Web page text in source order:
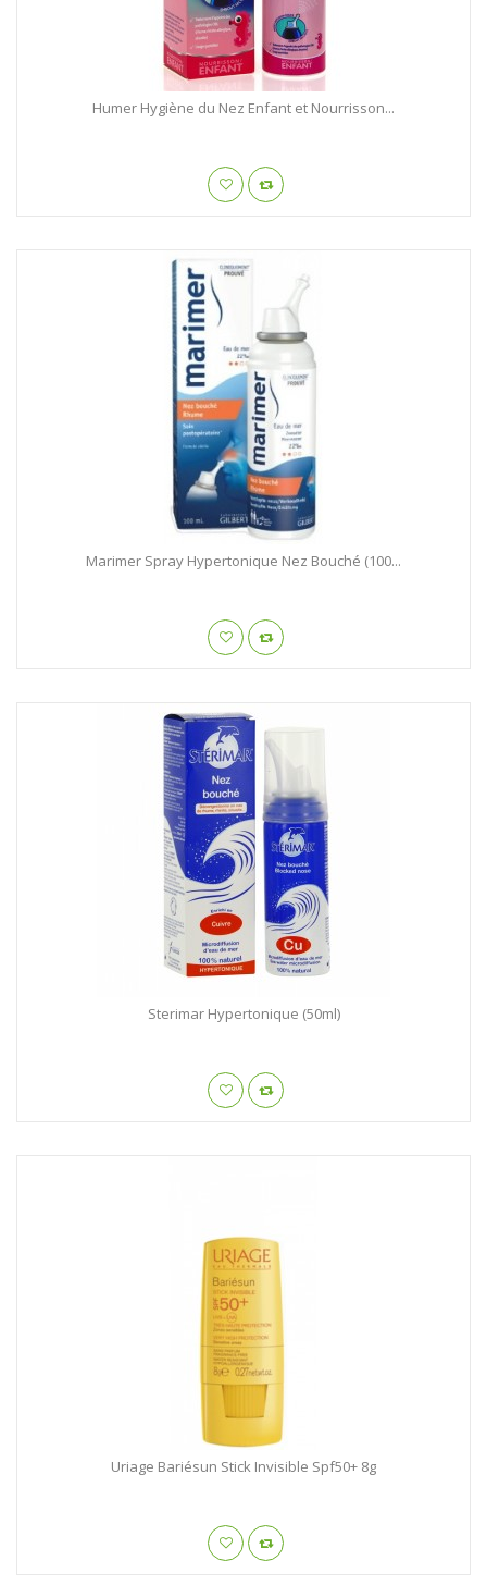
Humer Hygiène du Nez Enfant et Nourrisson...
Marimer Spray Hypertonique Nez Bouché (100...
Sterimar Hypertonique (50ml)
Uriage Bariésun Stick Invisible Spf50+ 8g